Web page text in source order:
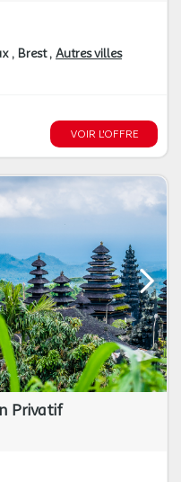
Brest Autres villes
VOIR L'OFFRE
Privatif